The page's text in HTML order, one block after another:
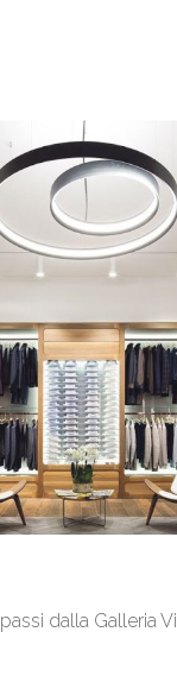
dalla Galleria